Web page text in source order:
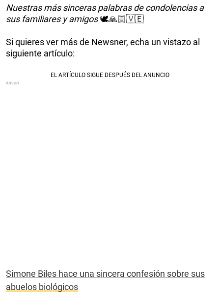
Nuestras más sinceras palabras de condolencias a
sus familiares y amigos🕊️🙏🏻🇻🇪
Si quieres ver más de Newsner, echa un vistazo al
siguiente artículo:
Simone Biles hace una sincera confesión sobre sus
abuelos biológicos